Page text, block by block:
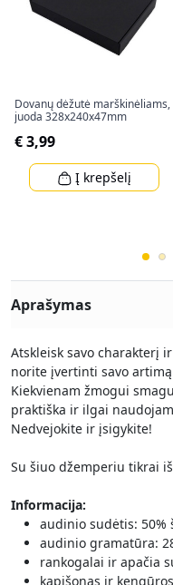
Dovanų dėžutė marškinėliams,
juoda 328x240x47mm
€ 3,99
Į krepšelį
Aprašymas
Atskleisk savo charakterį
norite įvertinti savo
Kiekvienam žmogui
praktiška ir ilgai
Nedvejokite ir įsigykite!
Su šiuo džemperiu tikrai
Informacija:
audinio sudėtis: 50%
audinio gramatūra:
rankogalai ir apačia
kapišonas ir